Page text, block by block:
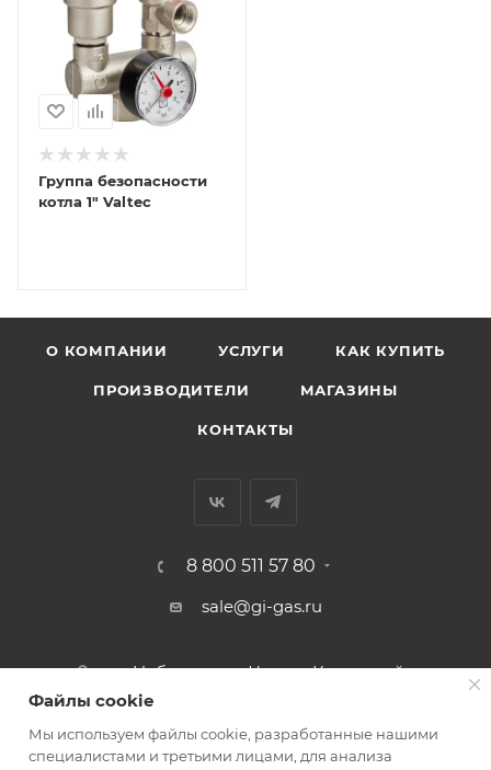
Группа безопасности
котла 1" Valtec
О КОМПАНИИ УСЛУГИ КАК КУПИТЬ
ПРОИЗВОДИТЕЛИ МАГАЗИНЫ
КОНТАКТЫ
8 800 511 57 80
sale@gi-gas.ru
г. Набережные Челны, Казанский
ПОДПИСАТЬСЯ НА РАССЫЛКУ
Файлы cookie
Мы используем файлы cookie, разработанные нашими
специалистами и третьими лицами, для анализа